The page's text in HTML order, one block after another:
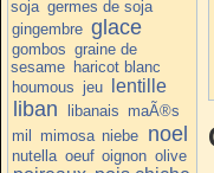
soja germes de soja
gingembre glace
gombos graine de
sesame haricot blanc
houmous jeu lentille
liban libanais maÃ®s
mil mimosa niebe noel
nutella oeuf oignon olive